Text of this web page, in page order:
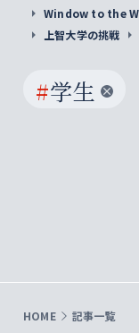
Window to the
上智大学の挑戦
#学生
HOME 記事一覧